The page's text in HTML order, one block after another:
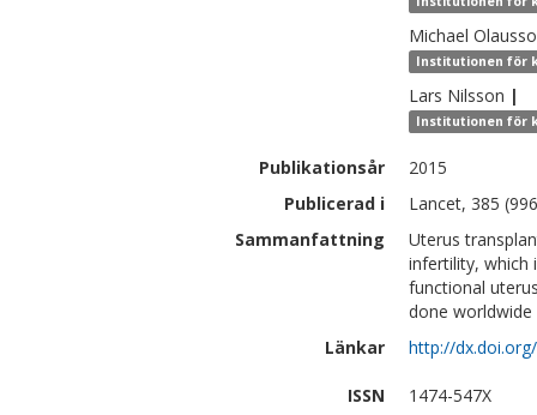
Michael
Institutionen för
Lars Nilsson |
Institutionen för
Publikationsår
2015
Publicerad i
Lancet, 385
Sammanfattning
Uterus
infertility, which
functional
done
Länkar
http://
ISSN
1474-547X